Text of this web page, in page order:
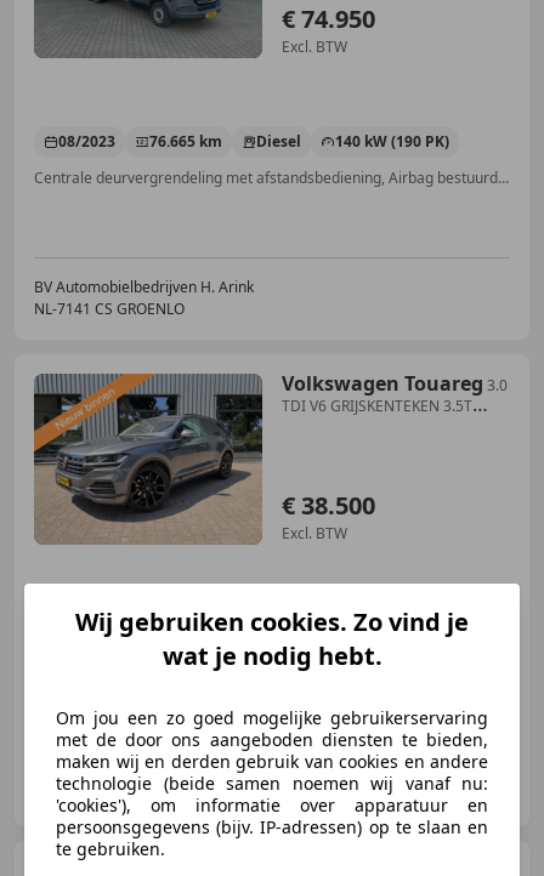
€ 74.950
Excl. BTW
08/2023 76.665 km Diesel
140 kW (190 PK)
Centrale deurvergrendeling met afstandsbediening, Airbag bestuurder, Alarm, Startonderbreker, Garantie, Digitale radio-ontvangst, Regensensor, Centrale vergrendeling
BV Automobielbedrijven H. Arink
NL-7141 CS GROENLO
Volkswagen Touareg 3.0
TDI V6 GRIJSKENTEKEN 3.5T
€ 38.500
Excl. BTW
07/2021 99.735 km Diesel
171 kW (232 PK)
BV Automobielbedrijven H. Arink
NL-7141 CS GROENLO
Wij gebruiken cookies. Zo vind je
wat je nodig hebt.
Om jou een zo goed mogelijke gebruikerservaring
met de door ons aangeboden diensten te bieden,
maken wij en derden gebruik van cookies en andere
technologie (beide samen noemen wij vanaf nu:
'cookies'), om informatie over apparatuur en
persoonsgegevens (bijv. IP-adressen) op te slaan en
te gebruiken.